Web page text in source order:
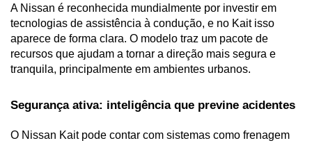
A Nissan é reconhecida mundialmente por investir em
tecnologias de assistência à condução, e no Kait isso
aparece de forma clara. O modelo traz um pacote de
recursos que ajudam a tornar a direção mais segura e
tranquila, principalmente em ambientes urbanos.
Segurança ativa: inteligência que previne acidentes
O Nissan Kait pode contar com sistemas como frenagem